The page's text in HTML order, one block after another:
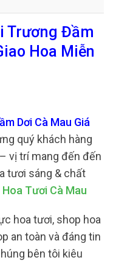
Trương Đầm
Hoa Miễn
Dơi Cà Mau Giá
quý khách hàng
vị trí mang đến đến
tươi sáng & chất
Hoa Tươi Cà Mau
hoa tươi, shop hoa
an toàn và đáng tin
bên tôi kiêu